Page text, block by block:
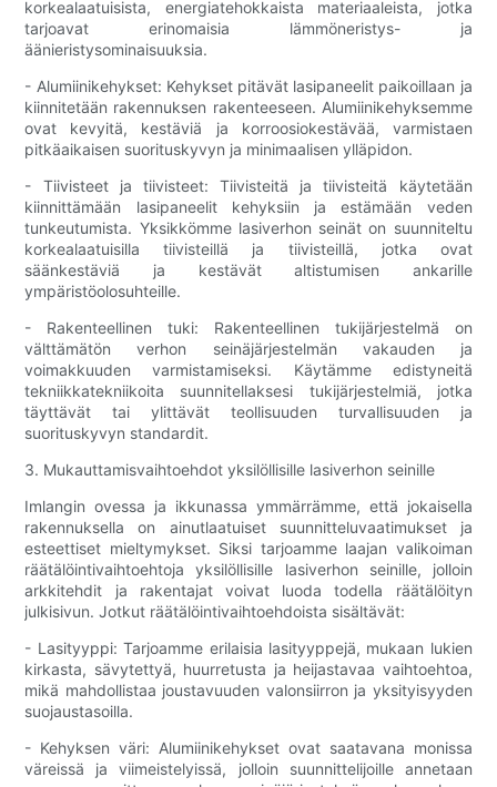
korkealaatuisista, energiatehokkaista materiaaleista, jotka
tarjoavat erinomaisia ​​lämmöneristys- ja
äänieristysominaisuuksia.
- Alumiinikehykset: Kehykset pitävät lasipaneelit paikoillaan ja
kiinnitetään rakennuksen rakenteeseen. Alumiinikehyksemme
ovat kevyitä, kestäviä ja korroosiokestävää, varmistaen
pitkäaikaisen suorituskyvyn ja minimaalisen ylläpidon.
- Tiivisteet ja tiivisteet: Tiivisteitä ja tiivisteitä käytetään
kiinnittämään lasipaneelit kehyksiin ja estämään veden
tunkeutumista. Yksikkömme lasiverhon seinät on suunniteltu
korkealaatuisilla tiivisteillä ja tiivisteillä, jotka ovat
säänkestäviä ja kestävät altistumisen ankarille
ympäristöolosuhteille.
- Rakenteellinen tuki: Rakenteellinen tukijärjestelmä on
välttämätön verhon seinäjärjestelmän vakauden ja
voimakkuuden varmistamiseksi. Käytämme edistyneitä
tekniikkatekniikoita suunnitellaksesi tukijärjestelmiä, jotka
täyttävät tai ylittävät teollisuuden turvallisuuden ja
suorituskyvyn standardit.
3. Mukauttamisvaihtoehdot yksilöllisille lasiverhon seinille
Imlangin ovessa ja ikkunassa ymmärrämme, että jokaisella
rakennuksella on ainutlaatuiset suunnitteluvaatimukset ja
esteettiset mieltymykset. Siksi tarjoamme laajan valikoiman
räätälöintivaihtoehtoja yksilöllisille lasiverhon seinille, jolloin
arkkitehdit ja rakentajat voivat luoda todella räätälöityn
julkisivun. Jotkut räätälöintivaihtoehdoista sisältävät:
- Lasityyppi: Tarjoamme erilaisia ​​lasityyppejä, mukaan lukien
kirkasta, sävytettyä, huurretusta ja heijastavaa vaihtoehtoa,
mikä mahdollistaa joustavuuden valonsiirron ja yksityisyyden
suojaustasoilla.
- Kehyksen väri: Alumiinikehykset ovat saatavana monissa
väreissä ja viimeistelyissä, jolloin suunnittelijoille annetaan